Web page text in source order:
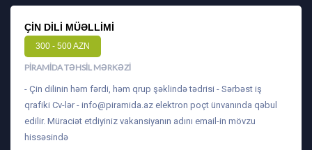
ÇIN DILI MÜƏLLIMI
300 - 500 AZN
PIRAMIDA TƏHSIL MƏRKƏZI
- Çin dilinin həm fərdi, həm qrup şəklində tədrisi - Sərbəst iş
qrafiki Cv-lər - info@piramida.az elektron poçt ünvanında qəbul
edilir. Müraciət etdiyiniz vakansiyanın adını email-in mövzu
hissəsində